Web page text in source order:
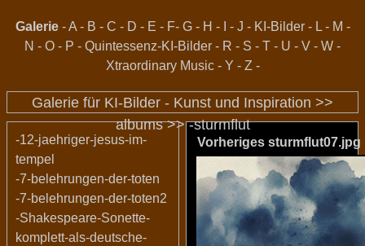
Galerie-A- B - C - D - E - F- G- H -I - J - KI-Bilder- L- M -
N - O - P - Quintessenz-KI-Bilder - R - S - T - U - V - W -
Xtraordinary Music- Y - Z-
Galerie für KI-Bilder - Kunst und Inspiration >>
albums>>-sturmflut
-12-jaehriger-jesus-im-
tempel
-7-belehrungen-der-toten
-7-belehrungen-der-toten2
-Shakespeare-Sonette-
komplett-als-deutsche-
Vorheriges sturmflut07.jpg